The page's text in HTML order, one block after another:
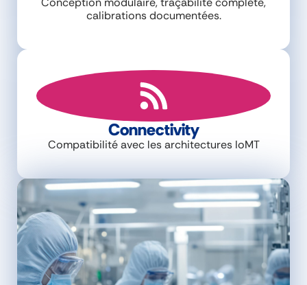
calibrations documentées.
Connectivity
Compatibilité avec les architectures IoMT